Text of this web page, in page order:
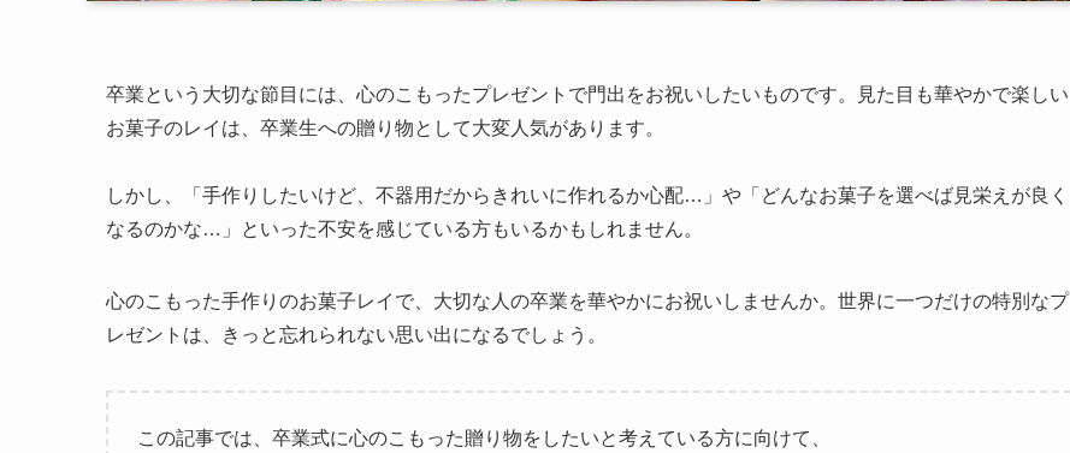
卒業という大切な節目には、心のこもったプレゼントで門出をお祝いしたいものです。見た目も華やかで楽しい
お菓子のレイは、卒業生への贈り物として大変人気があります。
しかし、「手作りしたいけど、不器用だからきれいに作れるか心配…」や「どんなお菓子を選べば見栄えが良く
なるのかな…」といった不安を感じている方もいるかもしれません。
心のこもった手作りのお菓子レイで、大切な人の卒業を華やかにお祝いしませんか。世界に一つだけの特別なプ
レゼントは、きっと忘れられない思い出になるでしょう。
この記事では、卒業式に心のこもった贈り物をしたいと考えている方に向けて、